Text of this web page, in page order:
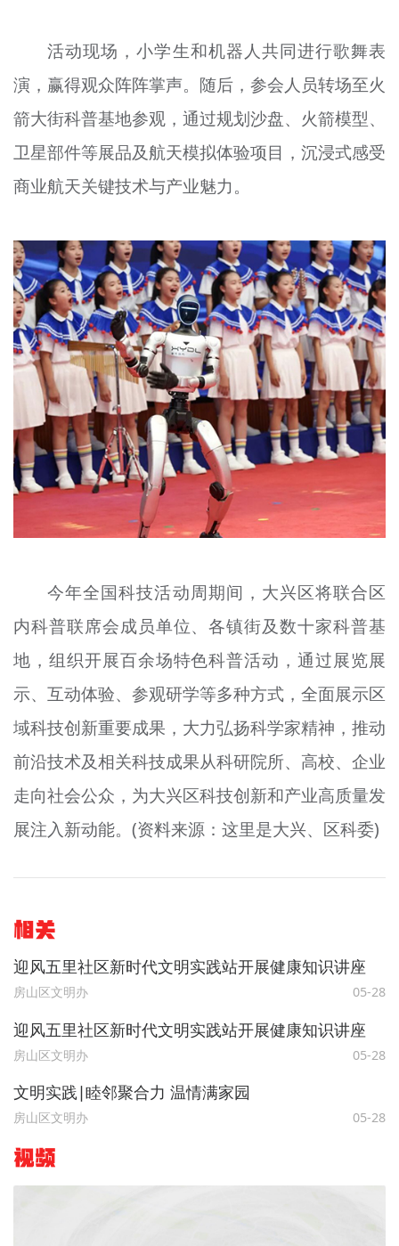
活动现场，小学生和机器人共同进行歌舞表
演，赢得观众阵阵掌声。随后，参会人员转场至火
箭大街科普基地参观，通过规划沙盘、火箭模型、
卫星部件等展品及航天模拟体验项目，沉浸式感受
商业航天关键技术与产业魅力。
今年全国科技活动周期间，大兴区将联合区
内科普联席会成员单位、各镇街及数十家科普基
地，组织开展百余场特色科普活动，通过展览展
示、互动体验、参观研学等多种方式，全面展示区
域科技创新重要成果，大力弘扬科学家精神，推动
前沿技术及相关科技成果从科研院所、高校、企业
走向社会公众，为大兴区科技创新和产业高质量发
展注入新动能。(资料来源：这里是大兴、区科委)
相关
迎风五里社区新时代文明实践站开展健康知识讲座
房山区文明办 05-28
迎风五里社区新时代文明实践站开展健康知识讲座
房山区文明办 05-28
文明实践∣睦邻聚合力 温情满家园
房山区文明办 05-28
视频